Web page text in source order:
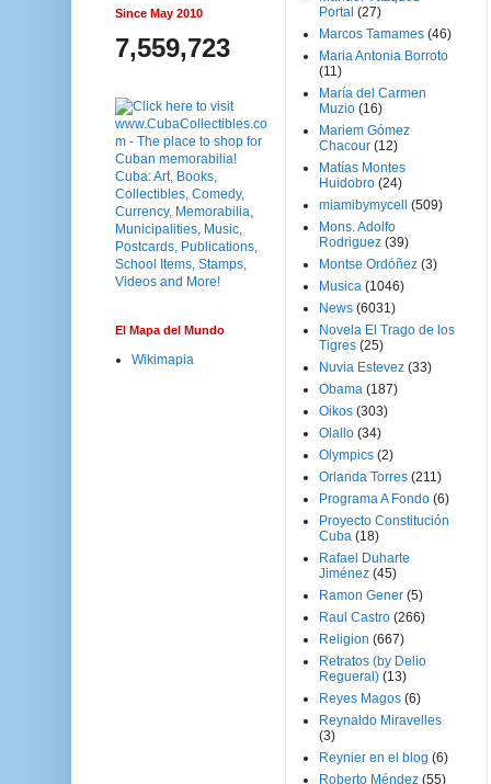
Since May 2010
7,559,723
El Mapa del Mundo
Wikimapia
Portal (27)
Marcos Tamames (46)
Maria Antonia Borroto
(11)
María del Carmen
Muzio (16)
Mariem Gómez
Chacour (12)
Matías Montes
Huidobro (24)
miamibymycell
(509)
Mons. Adolfo
Rodriguez (39)
Montse Ordóñez (3)
Musica (1046)
News (6031)
Novela El Trago de los
Tigres (25)
Nuvia Estevez (33)
Obama (187)
Oikos (303)
Olallo (34)
Olympics (2)
Orlanda Torres (211)
Programa A Fondo (6)
Proyecto Constitución
Cuba (18)
Rafael Duharte
Jiménez (45)
Ramon Gener (5)
Raul Castro (266)
Religion (667)
Retratos (by Delio
Regueral) (13)
Reyes Magos (6)
Reynaldo Miravelles
(3)
Reynier en el blog (6)
Roberto Méndez (55)